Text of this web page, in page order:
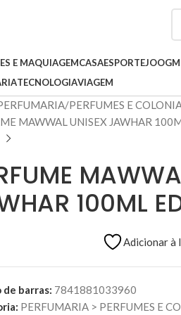
E MAQUIAGEMCASAESPORTEJOOG
TECNOLOGIAVIAGEM
PERFUMES E
MAWWAL UNISEX JAWHAR
100ML
Adicionar à
de barras: 7841881033960
PERFUMARIA > PERFUMES E